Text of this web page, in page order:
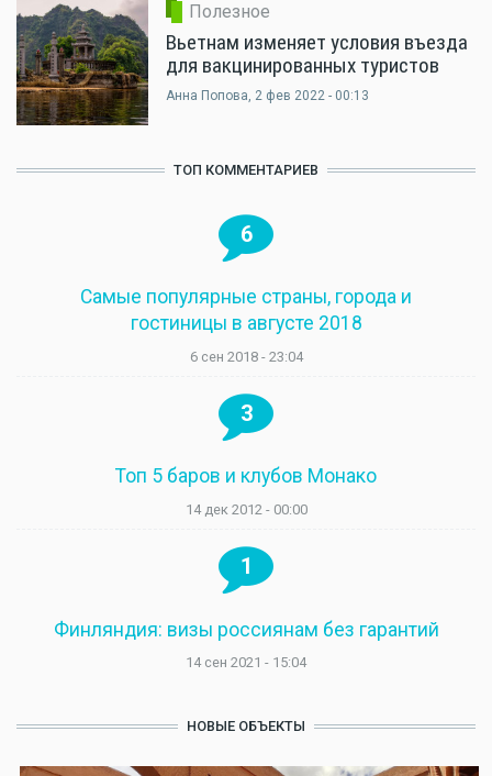
Полезное
Вьетнам изменяет условия въезда
для вакцинированных туристов
Анна Попова, 2 фев 2022 - 00:13
ТОП КОММЕНТАРИЕВ
6
Самые популярные страны, города и
гостиницы в августе 2018
6 сен 2018 - 23:04
3
Топ 5 баров и клубов Монако
14 дек 2012 - 00:00
1
Финляндия: визы россиянам без гарантий
14 сен 2021 - 15:04
НОВЫЕ ОБЪЕКТЫ